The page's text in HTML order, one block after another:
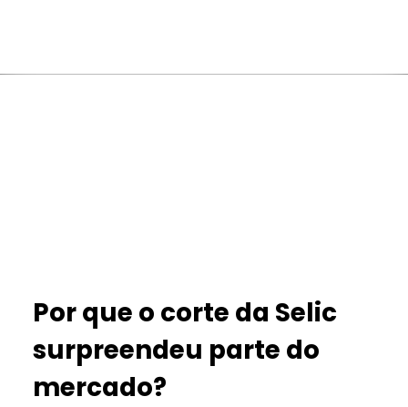
Por que o corte da Selic
surpreendeu parte do
mercado?